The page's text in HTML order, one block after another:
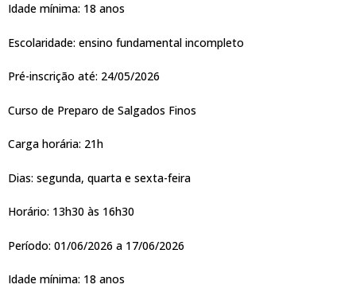
Idade mínima: 18 anos
Escolaridade: ensino fundamental incompleto
Pré-inscrição até: 24/05/2026
Curso de Preparo de Salgados Finos
Carga horária: 21h
Dias: segunda, quarta e sexta-feira
Horário: 13h30 às 16h30
Período: 01/06/2026 a 17/06/2026
Idade mínima: 18 anos